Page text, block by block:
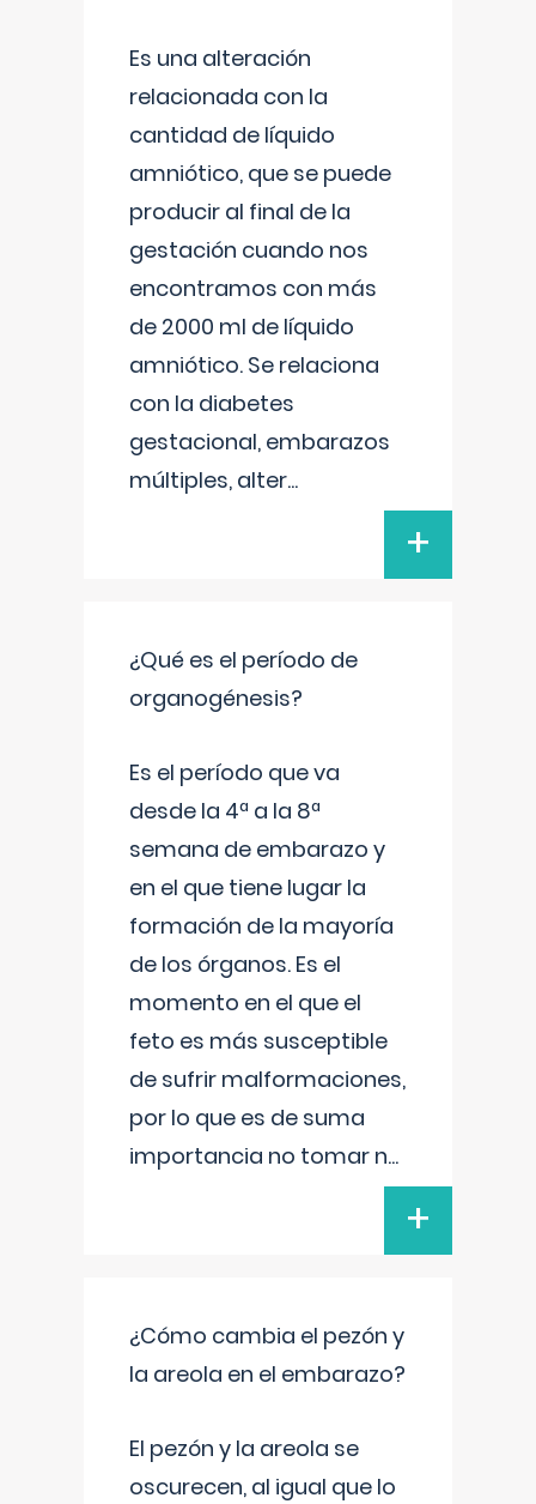
Es una alteración
relacionada con la
cantidad de líquido
amniótico, que se puede
producir al final de la
gestación cuando nos
encontramos con más
de 2000 ml de líquido
amniótico. Se relaciona
con la diabetes
gestacional, embarazos
múltiples, alter...
+
¿Qué es el período de
organogénesis?
Es el período que va
desde la 4ª a la 8ª
semana de embarazo y
en el que tiene lugar la
formación de la mayoría
de los órganos. Es el
momento en el que el
feto es más susceptible
de sufrir malformaciones,
por lo que es de suma
importancia no tomar n...
+
¿Cómo cambia el pezón y
la areola en el embarazo?
El pezón y la areola se
oscurecen, al igual que lo